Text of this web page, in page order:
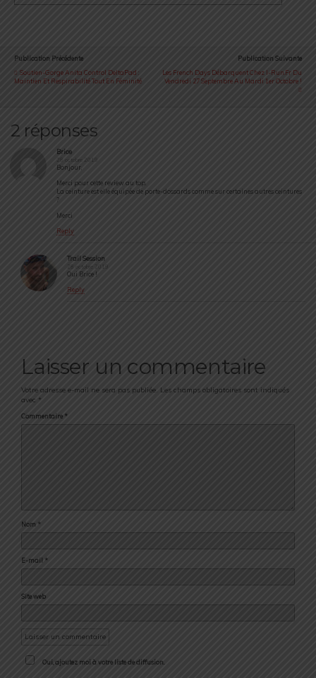
Publication Précédente
Soutien-Gorge Anita Control DeltaPad :
Maintien Et Respirabilité Tout En Féminité
Publication Suivante
Les French Days Débarquent Chez I-Run.fr Du
Vendredi 27 Septembre Au Mardi 1er Octobre !
2 réponses
Brice
28 octobre 2019
Bonjour,
Merci pour cette review au top.
La ceinture est elle équipée de porte-dossards comme sur certaines autres ceintures
?
Merci
Reply
Trail Session
28 octobre 2019
Oui Brice !
Reply
Laisser un commentaire
Votre adresse e-mail ne sera pas publiée. Les champs obligatoires sont indiqués
avec *
Commentaire *
Nom *
E-mail *
Site web
Oui, ajoutez moi à votre liste de diffusion.